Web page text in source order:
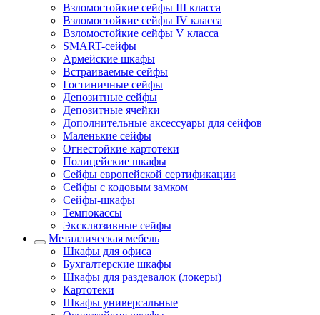
Взломостойкие сейфы III класса
Взломостойкие сейфы IV класса
Взломостойкие сейфы V класса
SMART-сейфы
Армейские шкафы
Встраиваемые сейфы
Гостиничные сейфы
Депозитные сейфы
Депозитные ячейки
Дополнительные аксессуары для сейфов
Маленькие сейфы
Огнестойкие картотеки
Полицейские шкафы
Сейфы европейской сертификации
Сейфы с кодовым замком
Сейфы-шкафы
Темпокассы
Эксклюзивные сейфы
Металлическая мебель
Шкафы для офиса
Бухгалтерские шкафы
Шкафы для раздевалок (локеры)
Картотеки
Шкафы универсальные